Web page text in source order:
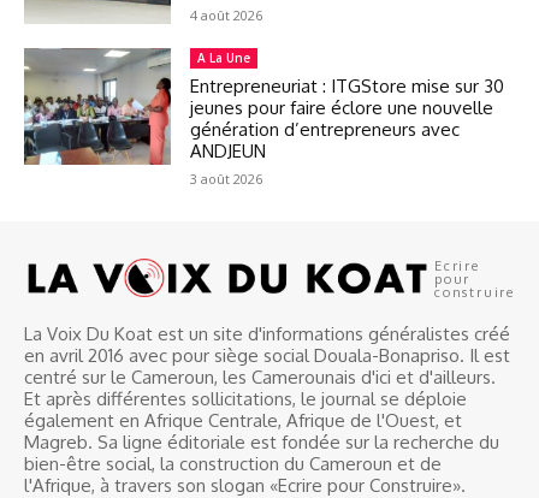
4 août 2026
A La Une
Entrepreneuriat : ITGStore mise sur 30
jeunes pour faire éclore une nouvelle
génération d’entrepreneurs avec
ANDJEUN
3 août 2026
Ecrire
pour
construire
La Voix Du Koat est un site d'informations généralistes créé
en avril 2016 avec pour siège social Douala-Bonapriso. Il est
centré sur le Cameroun, les Camerounais d'ici et d'ailleurs.
Et après différentes sollicitations, le journal se déploie
également en Afrique Centrale, Afrique de l'Ouest, et
Magreb. Sa ligne éditoriale est fondée sur la recherche du
bien-être social, la construction du Cameroun et de
l'Afrique, à travers son slogan «Ecrire pour Construire».